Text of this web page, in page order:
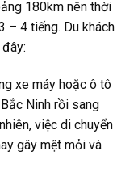
180km nên thời
– 4 tiếng. Du khách
xe máy hoặc ô tô
Ninh rồi sang
việc di chuyển
gây mệt mỏi và